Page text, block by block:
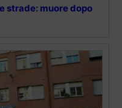
strade: muore dopo